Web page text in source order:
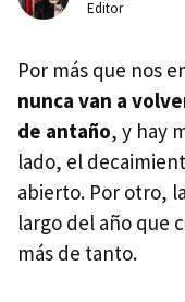
Editor
Por más que nos
nunca van a
de antaño, y hay
lado, el
abierto. Por otro,
largo del año que
más de tanto.